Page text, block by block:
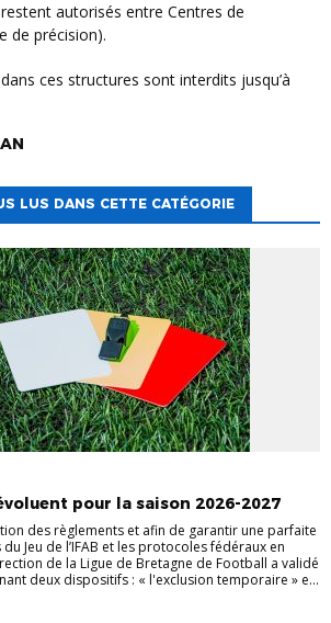
de précision).
LUS DANS CETTE CATÉGORIE
pour la saison 2026-2027
des règlements et afin de garantir une parfaite
Jeu de l’IFAB et les protocoles fédéraux en
de la Ligue de Bretagne de Football a validé
deux dispositifs : « l'exclusion temporaire » e...